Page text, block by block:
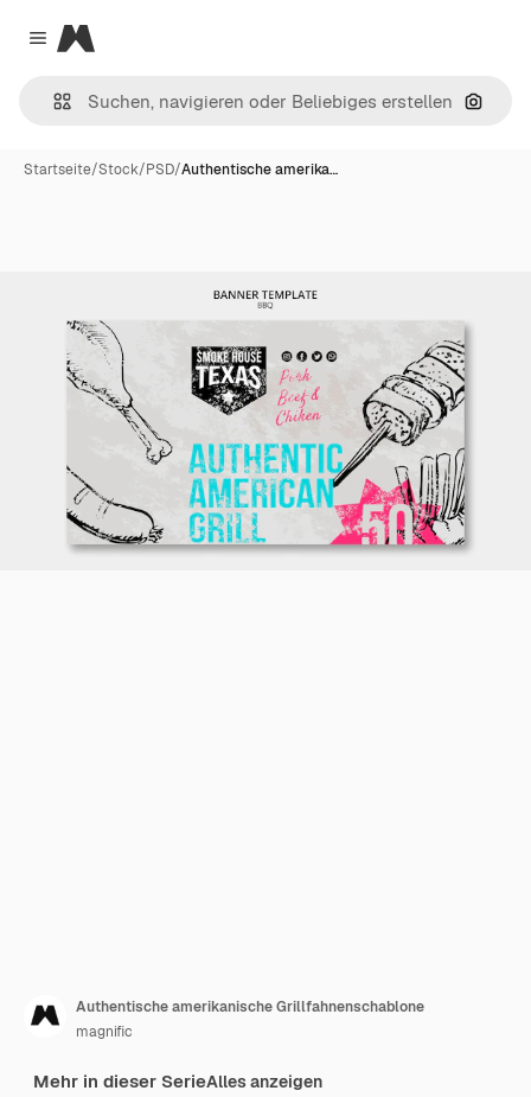
Close menu
Magnific
Nach
Startseite/Stock/PSD/Authentische amerika…
Authentische amerikanische Grillfahnenschablone
magnific
Mehr in dieser SerieAlles anzeigen